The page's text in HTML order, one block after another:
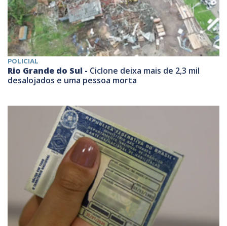
POLICIAL
Rio Grande do Sul - Ciclone deixa mais de 2,3 mil
desalojados e uma pessoa morta